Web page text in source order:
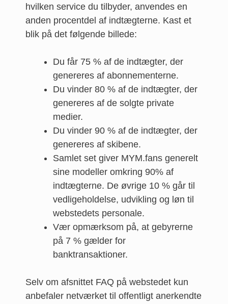
hvilken service du tilbyder, anvendes en
anden procentdel af indtægterne. Kast et
blik på det følgende billede:
Du får 75 % af de indtægter, der
genereres af abonnementerne.
Du vinder 80 % af de indtægter, der
genereres af de solgte private
medier.
Du vinder 90 % af de indtægter, der
genereres af skibene.
Samlet set giver MYM.fans generelt
sine modeller omkring 90% af
indtægterne. De øvrige 10 % går til
vedligeholdelse, udvikling og løn til
webstedets personale.
Vær opmærksom på, at gebyrerne
på 7 % gælder for
banktransaktioner.
Selv om afsnittet FAQ på webstedet kun
anbefaler netværket til offentligt anerkendte